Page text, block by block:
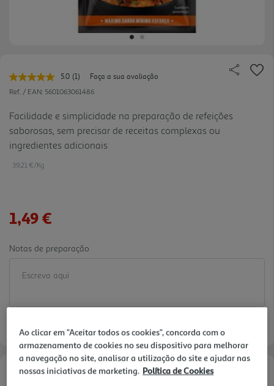
5.0 Leu
uma
Link
para
a
mesma
página.
(1)
Faça a sua avaliação
Ref. / EAN: 5601063061486
Facilidade e simplicidade na preparação de refeições
saborosas, sem precisar de receitas complexas ou
ingredientes adicionais
39.21 €/Kg
1,49 €
Notas de preparação
Ao clicar em "Aceitar todos os cookies", concorda com o
armazenamento de cookies no seu dispositivo para melhorar
a navegação no site, analisar a utilização do site e ajudar nas
nossas iniciativas de marketing. Política de Cookies